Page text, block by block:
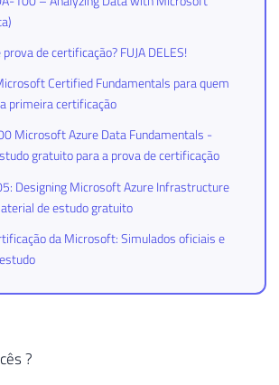
de certificação? FUJA DELES!
Certified Fundamentals para quem
primeira certificação
Microsoft Azure Data Fundamentals -
gratuito para a prova de certificação
Designing Microsoft Azure Infrastructure
de estudo gratuito
da Microsoft: Simulados oficiais e
?